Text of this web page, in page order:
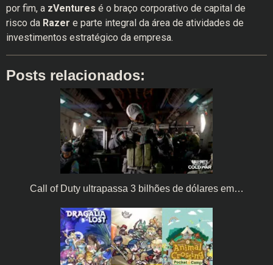
por fim, a zVentures é o braço corporativo de capital de
risco da Razer e parte integral da área de atividades de
investimentos estratégico da empresa.
Posts relacionados:
Call of Duty ultrapassa 3 bilhões de dólares em…